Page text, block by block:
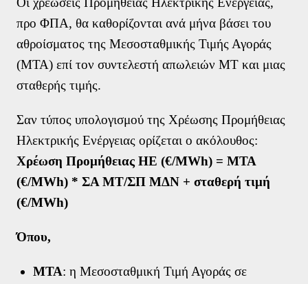
Σημεία Πληρωμής λογαριασμών
Πείτε μας την άποψή σας
προ ΦΠΑ, θα καθορίζονται ανά μήνα βάσει του
αθροίσματος της Μεσοσταθμικής Τιμής Αγοράς
(ΜΤΑ) επί τον συντελεστή απωλειών ΜΤ και μιας
σταθερής τιμής.
Σαν τύπος υπολογισμού της Χρέωσης Προμήθειας
Ηλεκτρικής Ενέργειας ορίζεται ο ακόλουθος:
Χρέωση Προμήθειας ΗΕ (€/MWh) = ΜΤΑ
(€/MWh) * ΣΑ ΜΤ/ΣΠ ΜΔΝ + σταθερή τιμή
(€/MWh)
Όπου,
ΜΤΑ: η Μεσοσταθμική Τιμή Αγοράς σε
Μάθετε περισσότερα